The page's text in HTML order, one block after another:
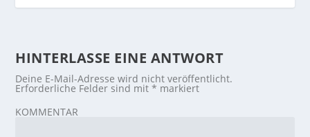
HINTERLASSE EINE ANTWORT
Deine E-Mail-Adresse wird nicht veröffentlicht.
Erforderliche Felder sind mit* markiert
KOMMENTAR